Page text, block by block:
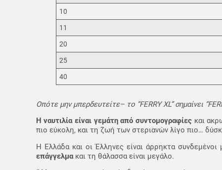
10
11
20
25
40
Οπότε μην μπερδευτείτε– το “FERRY XL” σημαίνει
Η ναυτιλία είναι γεμάτη από συντομογραφίεςκαι
πιο εύκολη, και τη ζωή των στεριανών λίγο πιο…
Η Ελλάδα και οι Έλληνες είναι άρρηκτα
επάγγελμακαι τη θάλασσα είναι μεγάλο.